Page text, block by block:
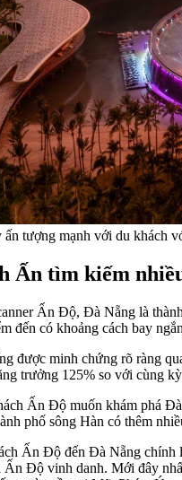
tượng mạnh với du khách
Ấn tìm kiếm
Ấn Độ, Đà Nẵng là
đến có khoảng cách bay
được minh chứng rõ ràng
trưởng 125% so với cùng
Ấn Độ muốn khám phá
phố sông Hàn có thêm
Ấn Độ đến Đà Nẵng chính
Độ vinh danh. Mới đây